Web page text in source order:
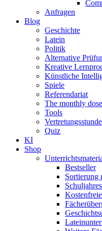
Anfragen
Blog
Geschichte
Latein
Politik
Alternative
Kreative
Künstliche
Spiele
Referendariat
The monthly dose
Tools
Vertretungsstunde
Quiz
KI
Shop
Bestseller
Sortierung